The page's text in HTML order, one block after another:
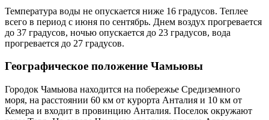
Температура воды не опускается ниже 16 градусов. Теплее
всего в период с июня по сентябрь. Днем воздух прогревается
до 37 градусов, ночью опускается до 23 градусов, вода
прогревается до 27 градусов.
Географическое положение Чамьювы
Городок Чамьюва находится на побережье Средиземного
моря, на расстоянии 60 км от курорта Анталия и 10 км от
Кемера и входит в провинцию Анталия. Поселок окружают